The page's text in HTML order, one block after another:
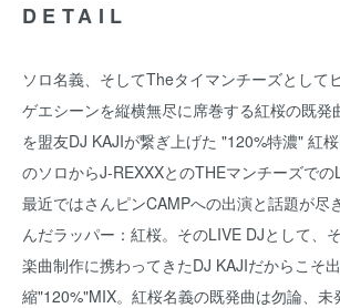
DETAIL
ソロ名義、そしてTheタイマンチーズとして
ゲエシーンを縦横無尽に席巻する紅桜の既発
を盟友DJ KAJIが繋ぎ上げた "120%特濃" 紅
のソロからJ-REXXXとのTHEマンチーズでの
最近ではさんピンCAMPへの出演と話題が尽
んだラッパー：紅桜。そのLIVE DJとして、
楽曲制作に携わってきたDJ KAJIだからこそ
縮"120%"MIX。紅桜名義の既発曲は勿論、未